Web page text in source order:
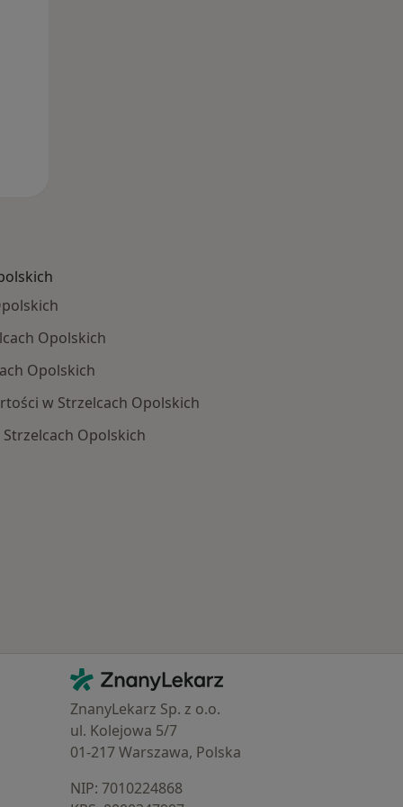
Opolskich
Opolskich
w Strzelcach Opolskich
Opolskich
Kontakt
ZnanyLekarz - Strona główna
ZnanyLekarz Sp. z o.o.
ul. Kolejowa 5/7
01-217 Warszawa, Polska
NIP: ⁠7010224868